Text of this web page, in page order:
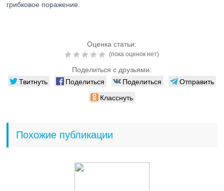
грибковое поражение.
Оценка статьи:
(пока оценок нет)
Поделиться с друзьями:
Твитнуть Поделиться Поделиться
Отправить
Класснуть
Похожие публикации